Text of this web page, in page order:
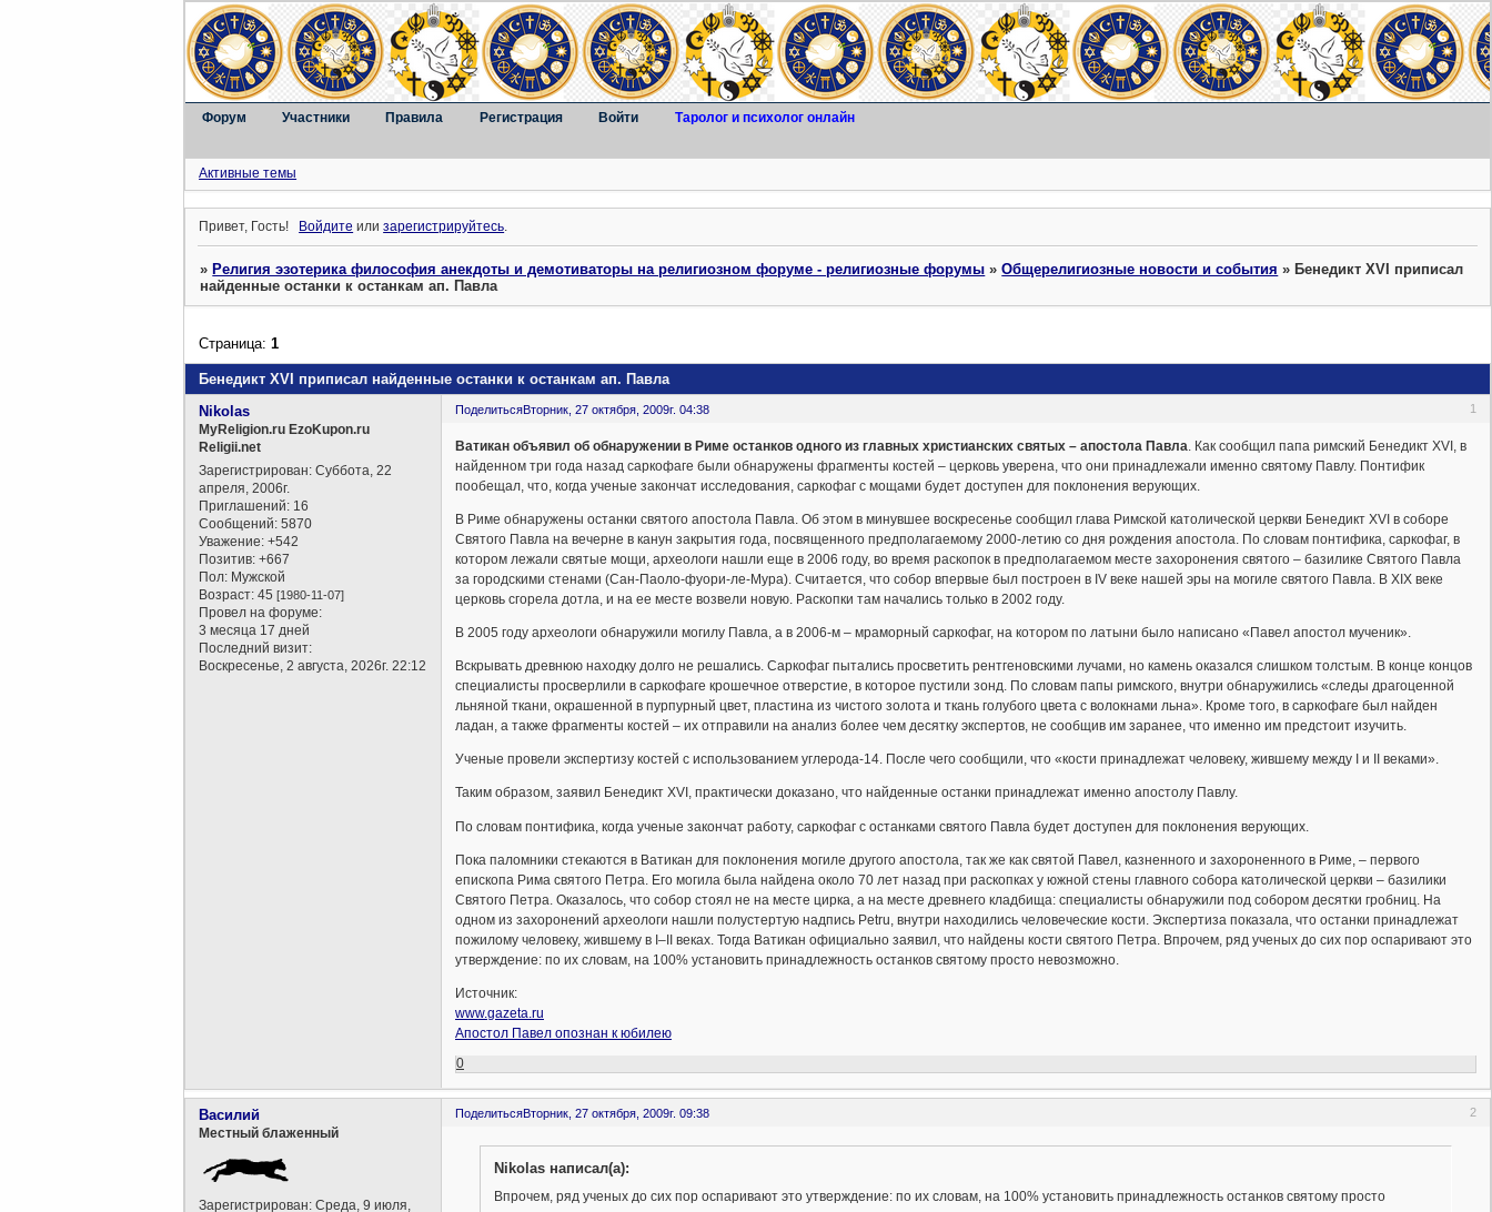
Форум Участники Правила Регистрация Войти Таролог и психолог онлайн
Активные темы
Привет, Гость! Войдите илизарегистрируйтесь.
»Религия эзотерика философия анекдоты и демотиваторы на религиозном форуме - религиозные форумы »Общерелигиозные новости и события »Бенедикт XVI приписал
найденные останки к останкам ап. Павла
Бенедикт XVI приписал найденные останки к останкам ап. Павла
Страница:1
Поделиться 1
Вторник, 27 октября, 2009г. 04:38
Nikolas
MyReligion.ru EzoKupon.ru
Religii.net
Зарегистрирован: Суббота, 22
апреля, 2006г.
Приглашений: 16
Сообщений: 5870
Уважение: +542
Позитив: +667
Пол: Мужской
Возраст: 45[1980-11-07]
Провел на форуме:
3 месяца 17 дней
Последний визит:
Воскресенье, 2 августа, 2026г. 22:12
Ватикан объявил об обнаружении в Риме останков одного из главных христианских святых – апостола Павла. Как сообщил папа римский Бенедикт XVI, в
найденном три года назад саркофаге были обнаружены фрагменты костей – церковь уверена, что они принадлежали именно святому Павлу. Понтифик
пообещал, что, когда ученые закончат исследования, саркофаг с мощами будет доступен для поклонения верующих.
В Риме обнаружены останки святого апостола Павла. Об этом в минувшее воскресенье сообщил глава Римской католической церкви Бенедикт XVI в соборе
Святого Павла на вечерне в канун закрытия года, посвященного предполагаемому 2000-летию со дня рождения апостола. По словам понтифика, саркофаг, в
котором лежали святые мощи, археологи нашли еще в 2006 году, во время раскопок в предполагаемом месте захоронения святого – базилике Святого Павла
за городскими стенами (Сан-Паоло-фуори-ле-Мура). Считается, что собор впервые был построен в IV веке нашей эры на могиле святого Павла. В XIX веке
церковь сгорела дотла, и на ее месте возвели новую. Раскопки там начались только в 2002 году.
В 2005 году археологи обнаружили могилу Павла, а в 2006-м – мраморный саркофаг, на котором по латыни было написано «Павел апостол мученик».
Вскрывать древнюю находку долго не решались. Саркофаг пытались просветить рентгеновскими лучами, но камень оказался слишком толстым. В конце концов
специалисты просверлили в саркофаге крошечное отверстие, в которое пустили зонд. По словам папы римского, внутри обнаружились «следы драгоценной
льняной ткани, окрашенной в пурпурный цвет, пластина из чистого золота и ткань голубого цвета с волокнами льна». Кроме того, в саркофаге был найден
ладан, а также фрагменты костей – их отправили на анализ более чем десятку экспертов, не сообщив им заранее, что именно им предстоит изучить.
Ученые провели экспертизу костей с использованием углерода-14. После чего сообщили, что «кости принадлежат человеку, жившему между I и II веками».
Таким образом, заявил Бенедикт XVI, практически доказано, что найденные останки принадлежат именно апостолу Павлу.
По словам понтифика, когда ученые закончат работу, саркофаг с останками святого Павла будет доступен для поклонения верующих.
Пока паломники стекаются в Ватикан для поклонения могиле другого апостола, так же как святой Павел, казненного и захороненного в Риме, – первого
епископа Рима святого Петра. Его могила была найдена около 70 лет назад при раскопках у южной стены главного собора католической церкви – базилики
Святого Петра. Оказалось, что собор стоял не на месте цирка, а на месте древнего кладбища: специалисты обнаружили под собором десятки гробниц. На
одном из захоронений археологи нашли полустертую надпись Petru, внутри находились человеческие кости. Экспертиза показала, что останки принадлежат
пожилому человеку, жившему в I–II веках. Тогда Ватикан официально заявил, что найдены кости святого Петра. Впрочем, ряд ученых до сих пор оспаривают это
утверждение: по их словам, на 100% установить принадлежность останков святому просто невозможно.
Источник:
www.gazeta.ru
Апостол Павел опознан к юбилею
0
Поделиться 2
Вторник, 27 октября, 2009г. 09:38
Василий
Местный блаженный
Зарегистрирован: Среда, 9 июля,
Nikolas написал(а):
Впрочем, ряд ученых до сих пор оспаривают это утверждение: по их словам, на 100% установить принадлежность останков святому просто